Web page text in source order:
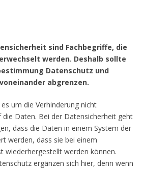
sind Fachbegriffe, die
werden. Deshalb sollte
Datenschutz und
abgrenzen.
um die Verhinderung nicht
Daten. Bei der Datensicherheit geht
dass die Daten in einem System der
werden, dass sie bei einem
wiederhergestellt werden können.
ergänzen sich hier, denn wenn